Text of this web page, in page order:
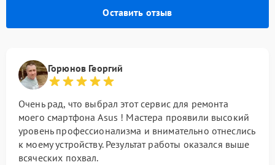
Оставить отзыв
Горюнов Георгий
Очень рад, что выбрал этот сервис для ремонта
моего смартфона Asus ! Мастера проявили высокий
уровень профессионализма и внимательно отнеслись
к моему устройству. Результат работы оказался выше
всяческих похвал.